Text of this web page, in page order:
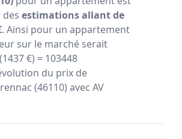
des estimations allant de
. Ainsi pour un appartement
sur le marché serait
€) = 103448
du prix de
(46110) avec AV